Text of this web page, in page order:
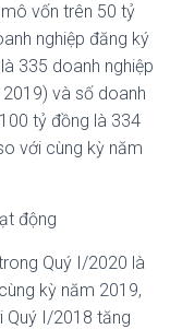
vốn trên 50 tỷ
nghiệp đăng ký
335 doanh nghiệp
và số doanh
tỷ đồng là 334
với cùng kỳ năm
động
Quý I/2020 là
kỳ năm 2019,
Quý I/2018 tăng